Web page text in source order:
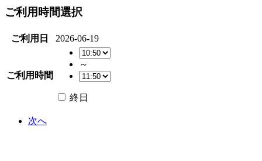
ご利用時間選択
ご利用日 2026-06-19
ご利用時間
～
終日
次へ